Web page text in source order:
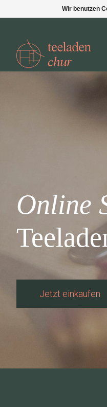
Online
Jetzt einkaufen
Wir benutzen